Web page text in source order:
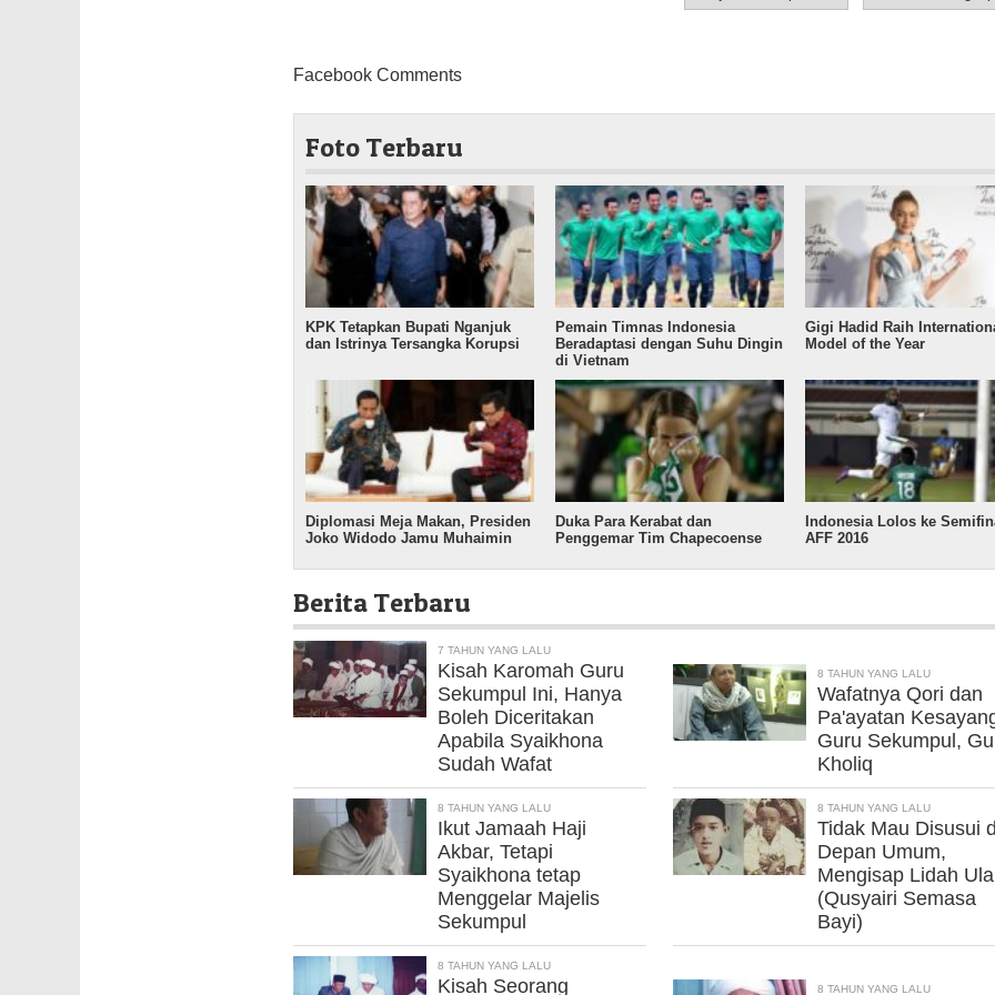
DKI Jakarta
Kronologi
Facebook Comments
Foto Terbaru
KPK Tetapkan Bupati Nganjuk
dan Istrinya Tersangka Korupsi
Pemain Timnas Indonesia
Beradaptasi dengan Suhu Dingin
di Vietnam
Gigi Hadid Raih
Model of the Year
Diplomasi Meja Makan, Presiden
Joko Widodo Jamu Muhaimin
Duka Para Kerabat dan
Penggemar Tim Chapecoense
Indonesia Lolos ke
AFF 2016
Berita Terbaru
7 TAHUN YANG LALU
Kisah Karomah Guru
Sekumpul Ini, Hanya
Boleh Diceritakan
Apabila Syaikhona
Sudah Wafat
8 TAHUN YANG LALU
Wafatnya Qori dan
Pa'ayatan
Guru Sekumpul,
Kholiq
8 TAHUN YANG LALU
Ikut Jamaah Haji
Akbar, Tetapi
Syaikhona tetap
Menggelar Majelis
Sekumpul
8 TAHUN YANG LALU
Tidak Mau Disusui
Depan Umum,
Mengisap Lidah
(Qusyairi Semasa
Bayi)
8 TAHUN YANG LALU
Kisah Seorang 8 TAHUN YANG LALU